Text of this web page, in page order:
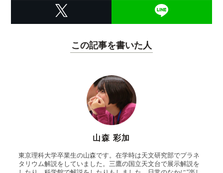
この記事を書いた人
山森 彩加
東京理科大学卒業生の山森です。在学時は天文研究部でプラネ
タリウム解説をしていました。三鷹の国立天文台で展示解説を